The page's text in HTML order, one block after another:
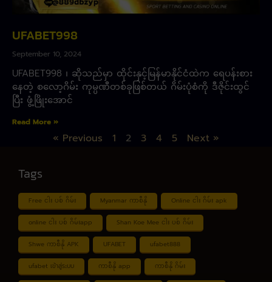
UFABET998
September 10, 2024
UFABET998 ၊ ဆိုသည်မှာ ထိုင်းနှင့်မြန်မာနိုင်ငံထဲက ရေပန်းစား
နေတဲ့ စလော့ဂိမ်း ကုမ္ပဏီတစ်ခုဖြစ်တယ် ဂိမ်းပုံစံကို ဒီဇိုင်းထွင်
ပြီး ဖွံ့ဖြိုးအောင်
Read More »
« Previous 1 2 3 4 5 Next »
Tags
Free ငါး ပစ် ဂိမ်း Myanmar ကာစီနို Online ငါး ဂိမ်း apk
online ငါး ပစ် ဂိမ်းapp Shan Koe Mee ငါး ပစ် ဂိမ်း
Shwe ကာစီနို APK UFABET ufabet888
ufabet เข้าสู่ระบบ ကာစီနို app ကာစီနို ဂိမ်း